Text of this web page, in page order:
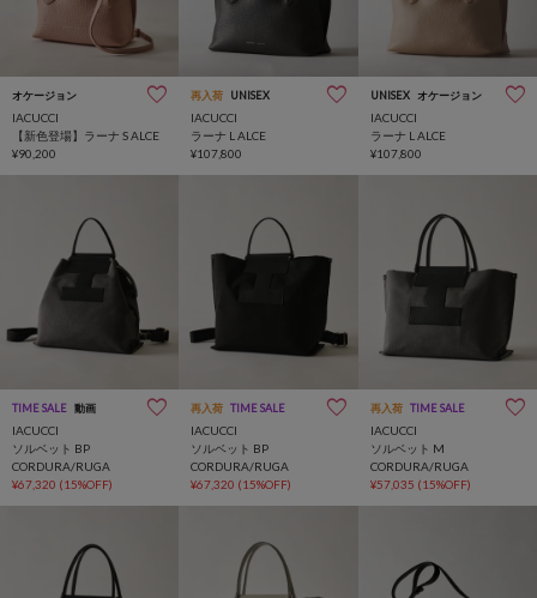
オケージョン
IACUCCI
【新色登場】ラーナ S ALCE
¥90,200
再入荷 UNISEX
IACUCCI
ラーナ L ALCE
¥107,800
UNISEX オケージョン
IACUCCI
ラーナ L ALCE
¥107,800
TIME SALE 動画
IACUCCI
ソルベット BP
CORDURA/RUGA
¥67,320 (15%OFF)
再入荷 TIME SALE
IACUCCI
ソルベット BP
CORDURA/RUGA
¥67,320 (15%OFF)
再入荷 TIME SALE
IACUCCI
ソルベット M
CORDURA/RUGA
¥57,035 (15%OFF)